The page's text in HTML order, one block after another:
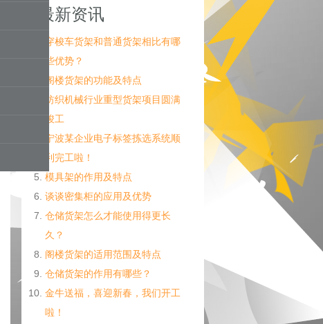
最新资讯
穿梭车货架和普通货架相比有哪
些优势？
阁楼货架的功能及特点
纺织机械行业重型货架项目圆满
竣工
宁波某企业电子标签拣选系统顺
利完工啦！
模具架的作用及特点
谈谈密集柜的应用及优势
仓储货架怎么才能使用得更长
久？
阁楼货架的适用范围及特点
仓储货架的作用有哪些？
金牛送福，喜迎新春，我们开工
啦！